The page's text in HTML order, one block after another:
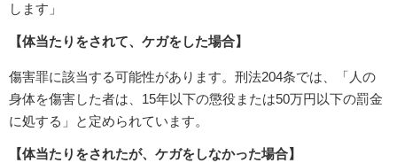
します」
【体当たりをされて、ケガをした場合】
傷害罪に該当する可能性があります。刑法204条では、「人の
身体を傷害した者は、15年以下の懲役または50万円以下の罰金
に処する」と定められています。
【体当たりをされたが、ケガをしなかった場合】